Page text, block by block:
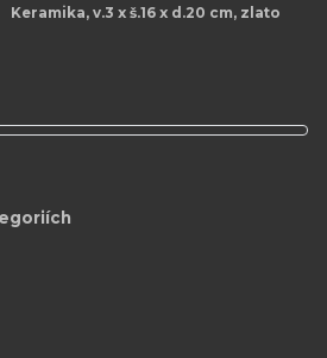
Keramika, v.3 x š.16 x d.20 cm, zlato